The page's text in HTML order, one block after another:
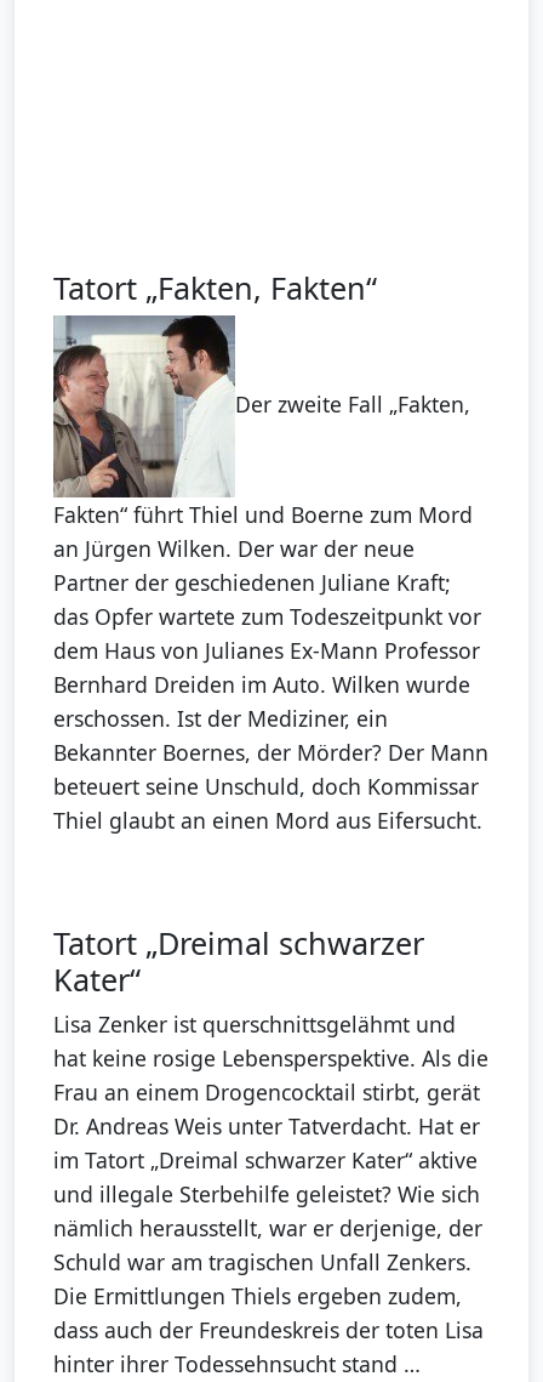
Tatort „Fakten, Fakten“
Der zweite Fall „Fakten,
Fakten“ führt Thiel und Boerne zum Mord
an Jürgen Wilken. Der war der neue
Partner der geschiedenen Juliane Kraft;
das Opfer wartete zum Todeszeitpunkt vor
dem Haus von Julianes Ex-Mann Professor
Bernhard Dreiden im Auto. Wilken wurde
erschossen. Ist der Mediziner, ein
Bekannter Boernes, der Mörder? Der Mann
beteuert seine Unschuld, doch Kommissar
Thiel glaubt an einen Mord aus Eifersucht.
Tatort „Dreimal schwarzer
Kater“
Lisa Zenker ist querschnittsgelähmt und
hat keine rosige Lebensperspektive. Als die
Frau an einem Drogencocktail stirbt, gerät
Dr. Andreas Weis unter Tatverdacht. Hat er
im Tatort „Dreimal schwarzer Kater“ aktive
und illegale Sterbehilfe geleistet? Wie sich
nämlich herausstellt, war er derjenige, der
Schuld war am tragischen Unfall Zenkers.
Die Ermittlungen Thiels ergeben zudem,
dass auch der Freundeskreis der toten Lisa
hinter ihrer Todessehnsucht stand …